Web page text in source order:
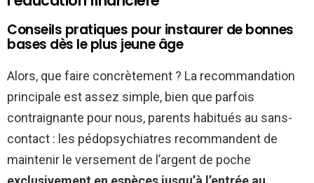
Conseils pratiques pour instaurer de bonnes
bases dès le plus jeune âge
Alors, que faire concrètement ? La recommandation
principale est assez simple, bien que parfois
contraignante pour nous, parents habitués au sans-
contact : les pédopsychiatres recommandent de
maintenir le versement de l’argent de poche